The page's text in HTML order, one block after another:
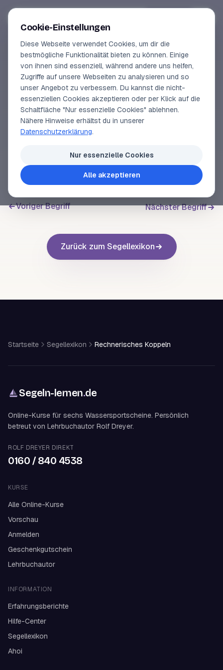
Online-Kurse
Vorschau
Erfahrungen
Lehrbuchautor
SEGELLEXIKON
Rechnerisches
Koppeln
Besteckrechnung.
Voriger Begriff Nächster Begriff
Zurück zum Segellexikon
Startseite Segellexikon Rechnerisches Koppeln
Segeln-lernen.de
Online-Kurse für sechs Wassersportscheine. Persönlich
betreut von Lehrbuchautor Rolf Dreyer.
ROLF DREYER DIREKT
0160 / 840 4538
KURSE
Alle Online-Kurse
Vorschau
Anmelden
Geschenkgutschein
Lehrbuchautor
INFORMATION
Erfahrungsberichte
Hilfe-Center
Segellexikon
Ahoi
Cookie-Einstellungen
Diese Webseite verwendet Cookies, um dir die
bestmögliche Funktionalität bieten zu können. Einige
von ihnen sind essenziell, während andere uns helfen,
Zugriffe auf unsere Webseiten zu analysieren und so
unser Angebot zu verbessern. Du kannst die nicht-
essenziellen Cookies akzeptieren oder per Klick auf die
Schaltfläche "Nur essenzielle Cookies" ablehnen.
Nähere Hinweise erhältst du in unserer
Datenschutzerklärung.
Nur essenzielle Cookies
Alle akzeptieren